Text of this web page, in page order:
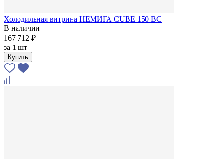
Холодильная витрина НЕМИГА CUBE 150 ВС
В наличии
167 712 ₽
за 1 шт
Купить